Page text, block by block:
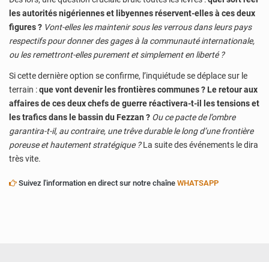
les autorités nigériennes et libyennes réservent-elles à ces deux
figures ? Vont-elles les maintenir sous les verrous dans leurs pays
respectifs pour donner des gages à la communauté internationale,
ou les remettront-elles purement et simplement en liberté ?
Si cette dernière option se confirme, l’inquiétude se déplace sur le
terrain :que vont devenir les frontières communes ? Le retour aux
affaires de ces deux chefs de guerre réactivera-t-il les tensions et
les trafics dans le bassin du Fezzan ? Ou ce pacte de l’ombre
garantira-t-il, au contraire, une trêve durable le long d’une frontière
poreuse et hautement stratégique ?La suite des événements le dira
très vite.
Suivez l'information en direct sur notre chaîne WHATSAPP